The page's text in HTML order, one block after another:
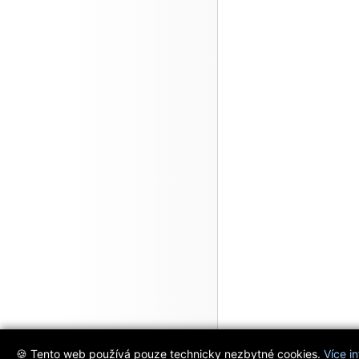
🍪 Tento web používá pouze technicky nezbytné cookies. Více